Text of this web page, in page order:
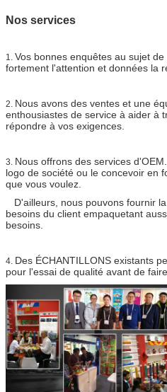
Nos services
1. Vos bonnes enquêtes au sujet
fortement l'attention et données la
2. Nous avons des ventes et une
enthousiastes de service à aider à
répondre à vos exigences.
3. Nous offrons des services
logo de société ou le concevoir en
que vous voulez.
D'ailleurs, nous pouvons fournir
besoins du client empaquetant
besoins.
4. Des ÉCHANTILLONS existants
pour l'essai de qualité avant de